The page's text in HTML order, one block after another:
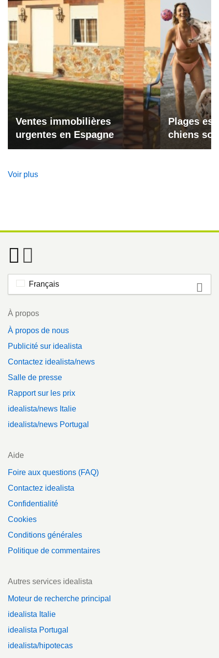
Ventes immobilières
urgentes en Espagne
Plages
chiens
Voir plus
Français
Footer
À propos
À propos de nous
Publicité sur idealista
Contactez idealista/news
Salle de presse
Rapport sur les prix
idealista/news Italie
idealista/news Portugal
Aide
Foire aux questions (FAQ)
Contactez idealista
Confidentialité
Cookies
Conditions générales
Politique de commentaires
Autres services idealista
Moteur de recherche principal
idealista Italie
idealista Portugal
idealista/hipotecas